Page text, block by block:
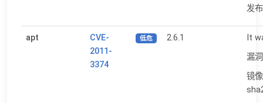
发
apt
CVE-
2011-
3374
低危 2.6.1
It
漏
镜